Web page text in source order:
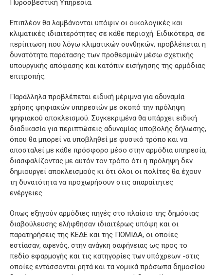
Πυροσβεστική Υπηρεσία.
Επιπλέον θα λαμβάνονται υπόψιν οι οικολογικές και
κλιματικές ιδιαιτερότητες σε κάθε περιοχή. Ειδικότερα, σε
περίπτωση που λόγω κλιματικών συνθηκών, προβλέπεται η
δυνατότητα παράτασης των προθεσμιών μέσω σχετικής
υπουργικής απόφασης και κατόπιν εισήγησης της αρμόδιας
επιτροπής.
Παράλληλα προβλέπεται ειδική μέριμνα για αδυναμία
χρήσης ψηφιακών υπηρεσιών με σκοπό την πρόληψη
ψηφιακού αποκλεισμού. Συγκεκριμένα θα υπάρχει ειδική
διαδικασία για περιπτώσεις αδυναμίας υποβολής δήλωσης,
όπου θα μπορεί να υποβληθεί με φυσικό τρόπο και να
αποσταλεί με κάθε πρόσφορο μέσο στην αρμόδια υπηρεσία,
διασφαλίζοντας με αυτόν τον τρόπο ότι η πρόληψη δεν
δημιουργεί αποκλεισμούς κι ότι όλοι οι πολίτες θα έχουν
τη δυνατότητα να προχωρήσουν στις απαραίτητες
ενέργειες.
Όπως εξηγούν αρμόδιες πηγές στο πλαίσιο της δημόσιας
διαβούλευσης ελήφθησαν ιδιαιτέρως υπόψη και οι
παρατηρήσεις της ΚΕΔΕ και της ΠΟΜΙΔΑ, οι οποίες
εστίασαν, αφενός, στην ανάγκη σαφήνειας ως προς το
πεδίο εφαρμογής και τις κατηγορίες των υπόχρεων -στις
οποίες εντάσσονται ρητά και τα νομικά πρόσωπα δημοσίου